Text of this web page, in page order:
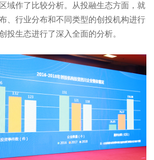
域作了比较分析。从投融生态方面，就
、行业分布和不同类型的创投机构进行
投生态进行了深入全面的分析。